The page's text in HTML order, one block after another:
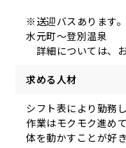
※送迎バスあります
水元町〜登別温泉
詳細については、
求める人材
シフト表により勤務
作業はモクモク進め
体を動かすことが好